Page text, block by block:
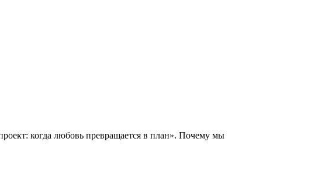
когда любовь превращается в план». Почему мы